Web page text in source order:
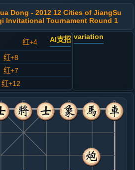
Dong - 2012 12 Cities of JiangSu
Invitational Tournament Round 1
红+4 AI支招
红+8
红+7
红+12
红+12
红+25
红+20
红+92
红+9
variation